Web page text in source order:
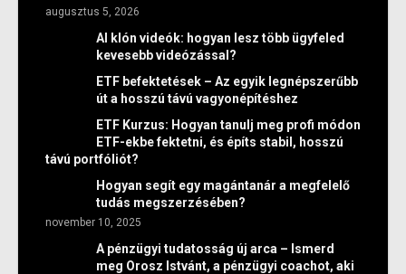
augusztus 5, 2026
AI klón videók: hogyan lesz több ügyfeled
kevesebb videózással?
ETF befektetések – Az egyik legnépszerűbb
út a hosszú távú vagyonépítéshez
ETF Kurzus: Hogyan tanulj meg profi módon
ETF-ekbe fektetni, és építs stabil, hosszú
távú portfóliót?
Hogyan segít egy magántanár a megfelelő
tudás megszerzésében?
november 10, 2025
A pénzügyi tudatosság új arca – Ismerd
meg Orosz Istvánt, a pénzügyi coachot, aki